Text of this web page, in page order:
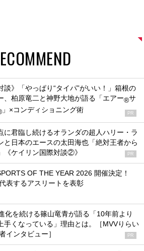
談》「やっぱり“タイパ”がいい！」箱根の
、柏原竜二と神野大地が語る「エアー®サ
」×コンディショニング術 PR
に君臨し続けるオランダの超人ハリー・ラ
と日本のエースの太田海也「絶対王者から
《ケイリン国際対談②》
PR
OF THE YEAR 2026 開催決定！
表するアスリートを表彰
化を続ける篠山竜青が語る「10年前より
手くなっている」理由とは。［MVVりらい
インタビュー］
PR